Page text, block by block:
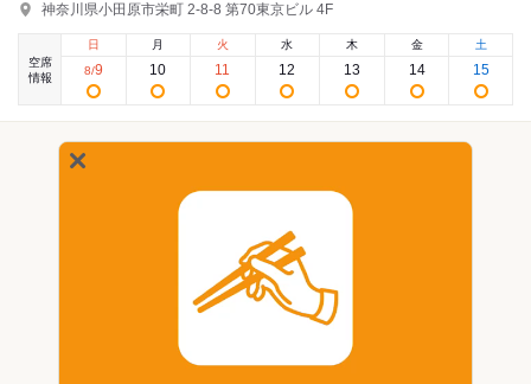
神奈川県小田原市栄町 2-8-8 第70東京ビル 4F
空席
情報
日
8/9
月
10
火
11
水
12
木
13
金
14
土
15